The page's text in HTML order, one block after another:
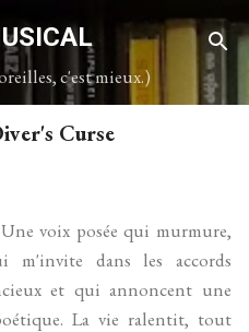
principal
c'est mieux.)
Curse
Une voix posée qui murmure,
m'invite dans les accords
et qui annoncent une
La vie ralentit, tout